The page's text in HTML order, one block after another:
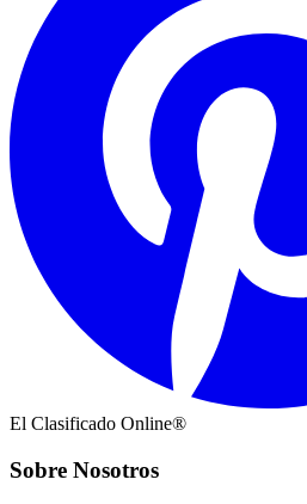
El Clasificado Online®
Sobre Nosotros